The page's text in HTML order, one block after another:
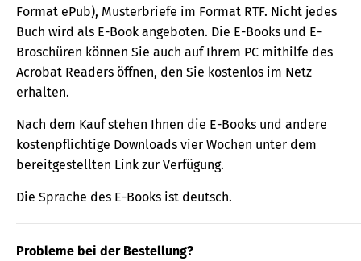
Format ePub), Musterbriefe im Format RTF. Nicht jedes
Buch wird als E-Book angeboten. Die E-Books und E-
Broschüren können Sie auch auf Ihrem PC mithilfe des
Acrobat Readers öffnen, den Sie kostenlos im Netz
erhalten.
Nach dem Kauf stehen Ihnen die E-Books und andere
kostenpflichtige Downloads vier Wochen unter dem
bereitgestellten Link zur Verfügung.
Die Sprache des E-Books ist deutsch.
Probleme bei der Bestellung?